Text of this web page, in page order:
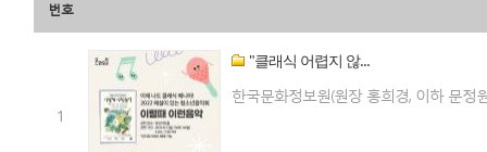
번호
1
"클래식 어렵지 않...
한국문화정보원(원장 홍희경, 이하 문정